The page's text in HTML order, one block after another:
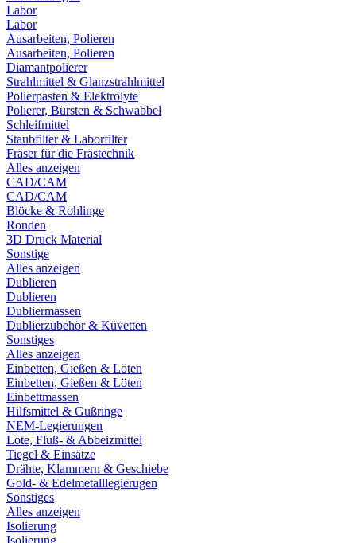
Labor
Labor
Ausarbeiten, Polieren
Ausarbeiten, Polieren
Diamantpolierer
Strahlmittel & Glanzstrahlmittel
Polierpasten & Elektrolyte
Polierer, Bürsten & Schwabbel
Schleifmittel
Staubfilter & Laborfilter
Fräser für die Frästechnik
Alles anzeigen
CAD/CAM
CAD/CAM
Blöcke & Rohlinge
Ronden
3D Druck Material
Sonstige
Alles anzeigen
Dublieren
Dublieren
Dubliermassen
Dublierzubehör & Küvetten
Sonstiges
Alles anzeigen
Einbetten, Gießen & Löten
Einbetten, Gießen & Löten
Einbettmassen
Hilfsmittel & Gußringe
NEM-Legierungen
Lote, Fluß- & Abbeizmittel
Tiegel & Einsätze
Drähte, Klammern & Geschiebe
Gold- & Edelmetalllegierugen
Sonstiges
Alles anzeigen
Isolierung
Isolierung